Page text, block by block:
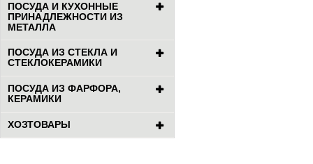
ПОСУДА И КУХОННЫЕ
ПРИНАДЛЕЖНОСТИ ИЗ
МЕТАЛЛА
ПОСУДА ИЗ СТЕКЛА И
СТЕКЛОКЕРАМИКИ
ПОСУДА ИЗ ФАРФОРА,
КЕРАМИКИ
ХОЗТОВАРЫ